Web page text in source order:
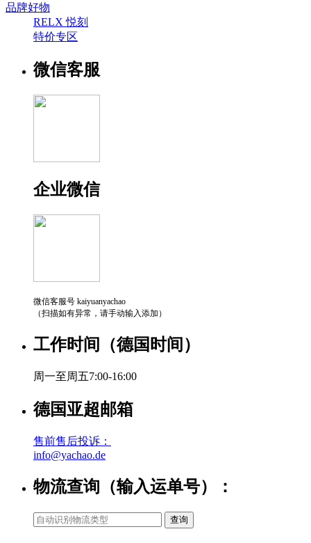
品牌好物
RELX 悦刻
特价专区
微信客服
企业微信
微信客服号 kaiyuanyachao
（扫描如有异常，请手动输入添加）
工作时间（德国时间）
周一至周五7:00-16:00
德国亚超邮箱
售前售后投诉：
info@yachao.de
物流查询（输入运单号）：